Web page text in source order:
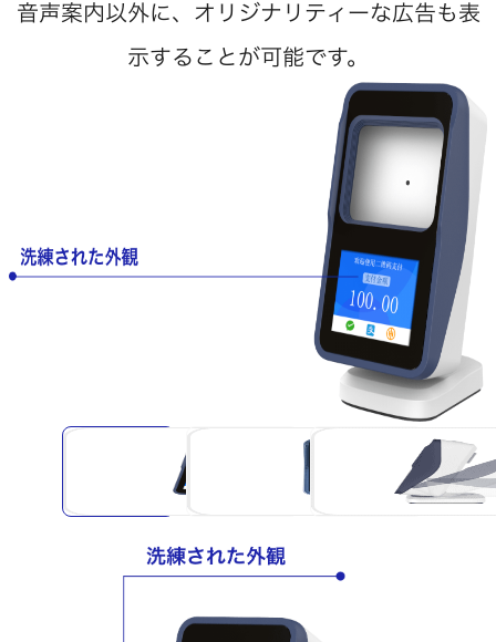
音声案内以外に、オリジナリティーな広告も表
示することが可能です。